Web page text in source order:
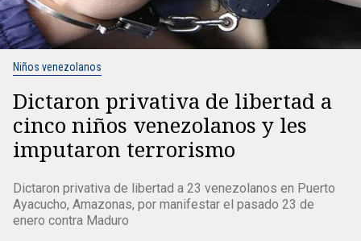
Niños venezolanos
Dictaron privativa de libertad a
cinco niños venezolanos y les
imputaron terrorismo
Dictaron privativa de libertad a 23 venezolanos en Puerto
Ayacucho, Amazonas, por manifestar el pasado 23 de
enero contra Maduro